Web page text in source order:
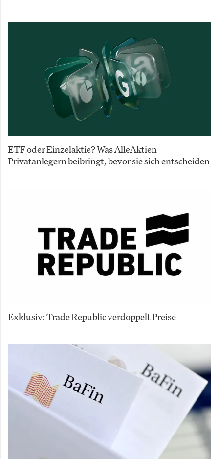
ETF oder Einzelaktie? Was AlleAktien
Privatanlegern beibringt, bevor sie sich entscheiden
Exklusiv: Trade Republic verdoppelt Preise